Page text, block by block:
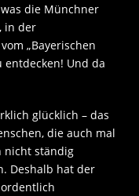
die Münchner
in der
„Bayerischen
entdecken! Und da
glücklich – das
die auch mal
nicht ständig
Deshalb hat der